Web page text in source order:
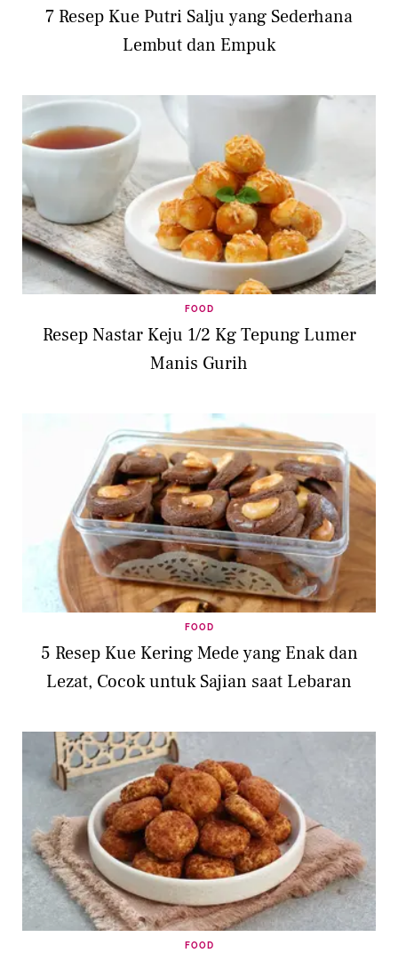
7 Resep Kue Putri Salju yang Sederhana
Lembut dan Empuk
FOOD
Resep Nastar Keju 1/2 Kg Tepung Lumer
Manis Gurih
FOOD
5 Resep Kue Kering Mede yang Enak dan
Lezat, Cocok untuk Sajian saat Lebaran
FOOD